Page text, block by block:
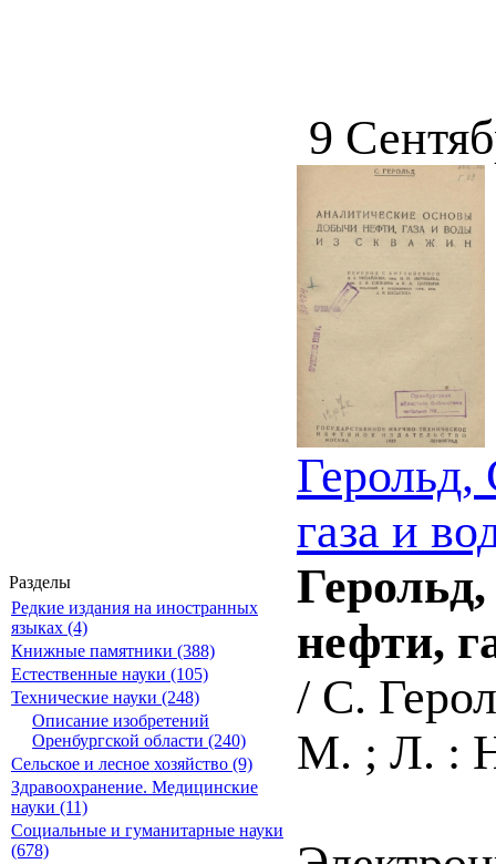
Разделы
Редкие издания на иностранных
языках (4)
Книжные памятники (388)
Естественные науки (105)
Технические науки (248)
Описание изобретений
Оренбургской области (240)
Сельское и лесное хозяйство (9)
Здравоохранение. Медицинские
науки (11)
Социальные и гуманитарные науки
(678)
9
газа и
нефти,
/ С.
М. ; Л. :